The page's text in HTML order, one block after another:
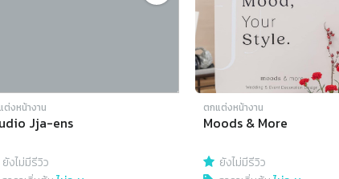
ต่งหน้างาน
Jja-ens
ยังไม่มีรีวิว
ตกแต่งหน้างาน
Moods & More
ยังไม่มีรีวิว